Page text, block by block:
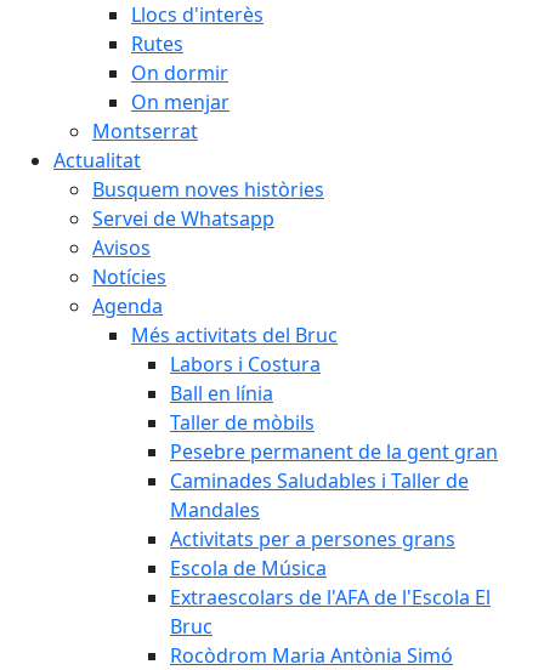
Llocs d'interès
Rutes
On dormir
On menjar
Montserrat
Actualitat
Busquem noves històries
Servei de Whatsapp
Avisos
Notícies
Agenda
Més activitats del Bruc
Labors i Costura
Ball en línia
Taller de mòbils
Pesebre permanent de la gent gran
Caminades Saludables i Taller de
Mandales
Activitats per a persones grans
Escola de Música
Extraescolars de l'AFA de l'Escola El
Bruc
Rocòdrom Maria Antònia Simó